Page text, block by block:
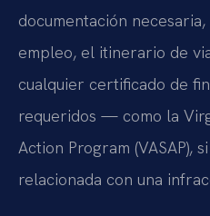
documentación
empleo, el itinerario de
cualquier certificado de
requeridos — como la
Action Program (VASAP),
relacionada con una